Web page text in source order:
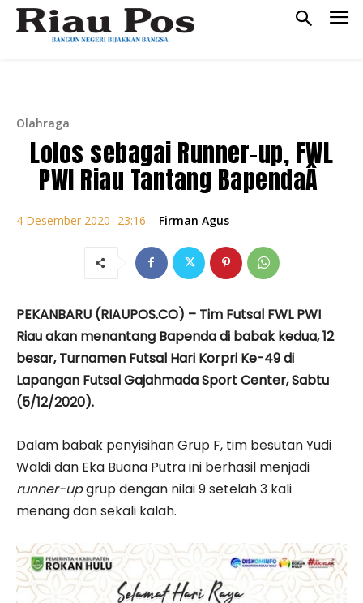
Olahraga
Lolos sebagai Runner-up, FWL
PWI Riau Tantang BapendaÂ
4 Desember 2020 -23:16 | Firman Agus
PEKANBARU (RIAUPOS.CO) – Tim Futsal FWL PWI
Riau akan menantang Bapenda di babak kedua, 12
besar, Turnamen Futsal Hari Korpri Ke-49 di
Lapangan Futsal Gajahmada Sport Center, Sabtu
(5/12/2020).
Dalam babak penyisihan Grup F, tim besutan Yudi
Waldi dan Eka Buana Putra ini berhasil menjadi
runner-upgrup dengan nilai 9 setelah 3 kali
menang dan sekali kalah.